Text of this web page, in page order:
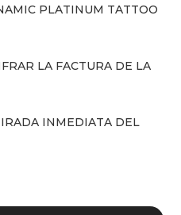
PLATINUM TATTOO
LA FACTURA DE LA
INMEDIATA DEL